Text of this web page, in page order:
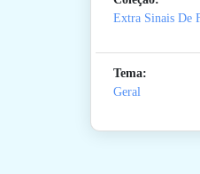
Extra Sinais De
Tema:
Geral